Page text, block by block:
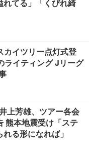
てる」「くびれ綺
イツリー点灯式登
ライティング Jリーグ
上芳雄、ツアー各会
熊本地震受け「ステ
る形になれば」